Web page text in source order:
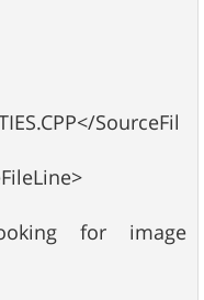
SourceFil
for image